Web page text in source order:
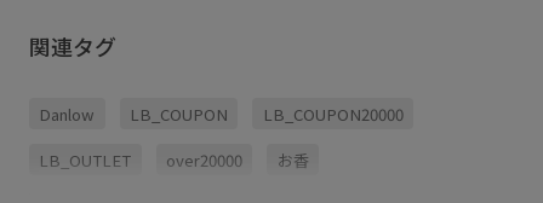
関連タグ
Danlow LB_COUPON LB_COUPON20000
LB_OUTLET over20000 お香